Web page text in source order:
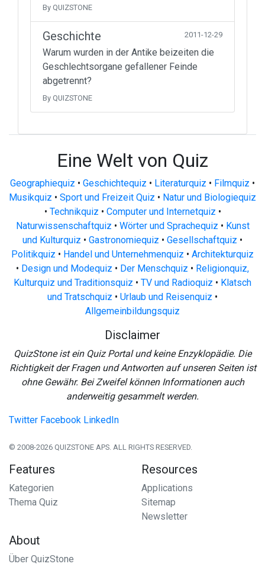
By QUIZSTONE
Geschichte 2011-12-29
Warum wurden in der Antike beizeiten die
Geschlechtsorgane gefallener Feinde
abgetrennt?
By QUIZSTONE
Eine Welt von Quiz
Geographiequiz • Geschichtequiz • Literaturquiz • Filmquiz •
Musikquiz • Sport und Freizeit Quiz • Natur und Biologiequiz
• Technikquiz • Computer und Internetquiz •
Naturwissenschaftquiz • Wörter und Sprachequiz • Kunst
und Kulturquiz • Gastronomiequiz • Gesellschaftquiz •
Politikquiz • Handel und Unternehmenquiz • Architekturquiz
• Design und Modequiz • Der Menschquiz • Religionquiz,
Kulturquiz und Traditionsquiz • TV und Radioquiz • Klatsch
und Tratschquiz • Urlaub und Reisenquiz •
Allgemeinbildungsquiz
Disclaimer
QuizStone ist ein Quiz Portal und keine Enzyklopädie. Die
Richtigkeit der Fragen und Antworten auf unseren Seiten ist
ohne Gewähr. Bei Zweifel können Informationen auch
anderweitig gesammelt werden.
Twitter Facebook LinkedIn
© 2008-2026 QUIZSTONE APS. ALL RIGHTS RESERVED.
Features
Kategorien
Thema Quiz
Resources
Applications
Sitemap
Newsletter
About
Über QuizStone